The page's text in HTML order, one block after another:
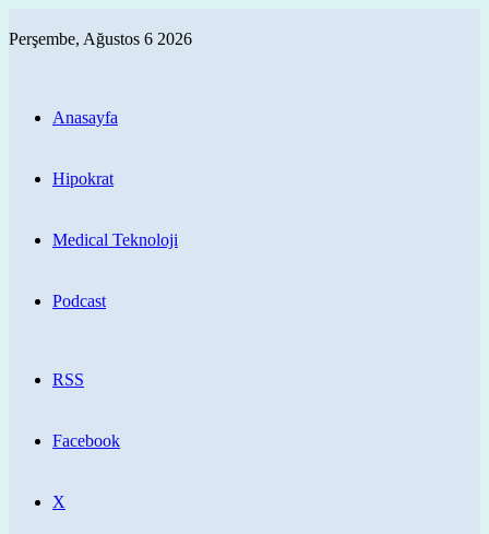
Perşembe, Ağustos 6 2026
Anasayfa
Hipokrat
Medical Teknoloji
Podcast
RSS
Facebook
X